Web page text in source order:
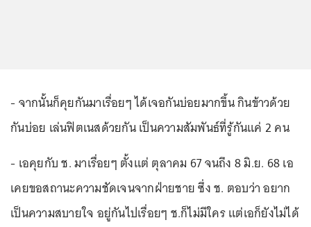
- จากนั้นก็คุยกันมาเรื่อยๆ ได้เจอกันบ่อยมากขึ้น กินข้าวด้วย
กันบ่อย เล่นฟิตเนสด้วยกัน เป็นความสัมพันธ์ที่รู้กันแค่ 2 คน
- เอคุยกับ ช. มาเรื่อยๆ ตั้งแต่ ตุลาคม 67 จนถึง 8 มิ.ย. 68 เอ
เคยขอสถานะความชัดเจนจากฝ่ายชาย ซึ่ง ช. ตอบว่า อยาก
เป็นความสบายใจ อยู่กันไปเรื่อยๆ ช.ก็ไม่มีใคร แต่เอก็ยังไม่ได้